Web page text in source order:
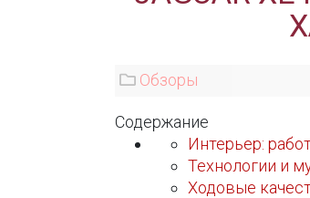
Обзоры
Содержание
Интерьер:
Технологии и
Ходовые